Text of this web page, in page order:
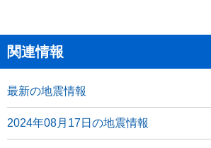
関連情報
最新の地震情報
2024年08月17日の地震情報